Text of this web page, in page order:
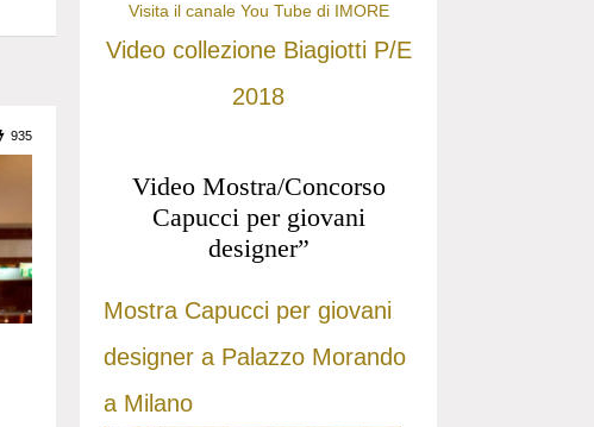
935
Visita il canale You Tube di IMORE
Video collezione Biagiotti P/E
2018
Video Mostra/Concorso
Capucci per giovani
designer”
Mostra Capucci per giovani
designer a Palazzo Morando
a Milano